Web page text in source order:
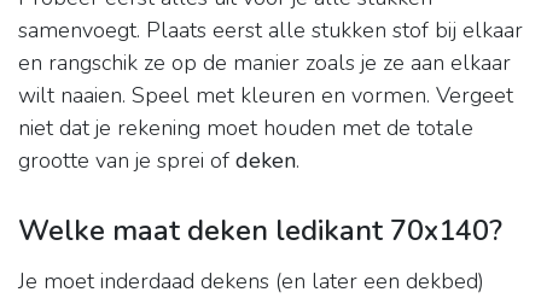
samenvoegt. Plaats eerst alle stukken stof bij elkaar
en rangschik ze op de manier zoals je ze aan elkaar
wilt naaien. Speel met kleuren en vormen. Vergeet
niet dat je rekening moet houden met de totale
grootte van je sprei of deken.
Welke maat deken ledikant 70x140?
Je moet inderdaad dekens (en later een dekbed)